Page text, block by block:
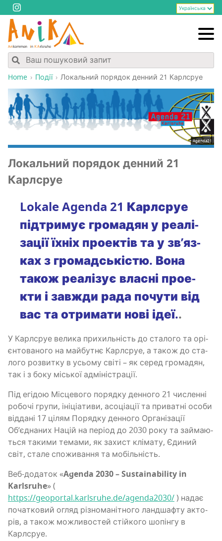
Home Події Локаль­ний поря­док ден­ний 21 Карлсруе
Agenda21
Локаль­ний поря­док ден­ний 21
Карлсруе
Lokale Agenda 21 Карл­сруе
під­три­мує гро­ма­дян у реа­лі­
за­ції їхніх про­е­ктів та у зв’яз­
ках з гро­мад­ські­стю. Вона
також реа­лі­зує вла­сні про­е­
кти і зав­жди рада почу­ти від
вас та отри­ма­ти нові ідеї..
У Карл­сруе вели­ка при­хиль­ність до ста­ло­го та орі­
єн­то­ва­но­го на май­бу­тнє Карл­сруе, а також до ста­
ло­го роз­ви­тку в усьо­му сві­ті – як серед гро­ма­дян,
так і з боку міської адміністрації.
Під егі­дою Місце­во­го поряд­ку ден­но­го 21 числен­ні
робо­чі гру­пи, іні­ці­а­ти­ви, асо­ці­а­ції та при­ва­тні осо­би
від­да­ні 17 цілям Поряд­ку ден­но­го Орга­ні­за­ції
Об’єднаних Націй на пері­од до 2030 року та займа­ю­
ться таки­ми тема­ми, як захист клі­ма­ту, Єди­ний
світ, ста­ле спо­жи­ва­н­ня та мобільність.
Веб-дода­ток «Agenda 2030 – Sustainability in
Karlsruhe» (
https://geoportal.karlsruhe.de/agenda2030/) надає
поча­тко­вий огляд різно­ма­ні­тно­го ланд­ша­фту акто­
рів, а також можли­во­стей стій­ко­го шопін­гу в
Карлсруе.